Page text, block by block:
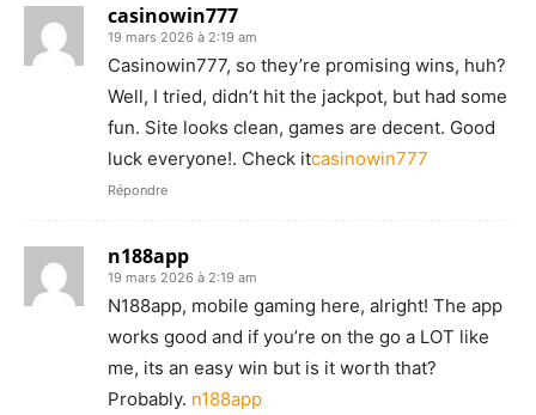
casinowin777
19 mars 2026 à 2:19 am
Casinowin777, so they’re promising wins, huh?
Well, I tried, didn’t hit the jackpot, but had some
fun. Site looks clean, games are decent. Good
luck everyone!. Check itcasinowin777
Répondre
n188app
19 mars 2026 à 2:19 am
N188app, mobile gaming here, alright! The app
works good and if you’re on the go a LOT like
me, its an easy win but is it worth that?
Probably. n188app